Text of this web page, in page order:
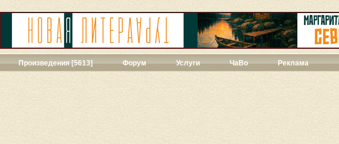
Произведения [5613] Форум Услуги ЧаВо Реклама